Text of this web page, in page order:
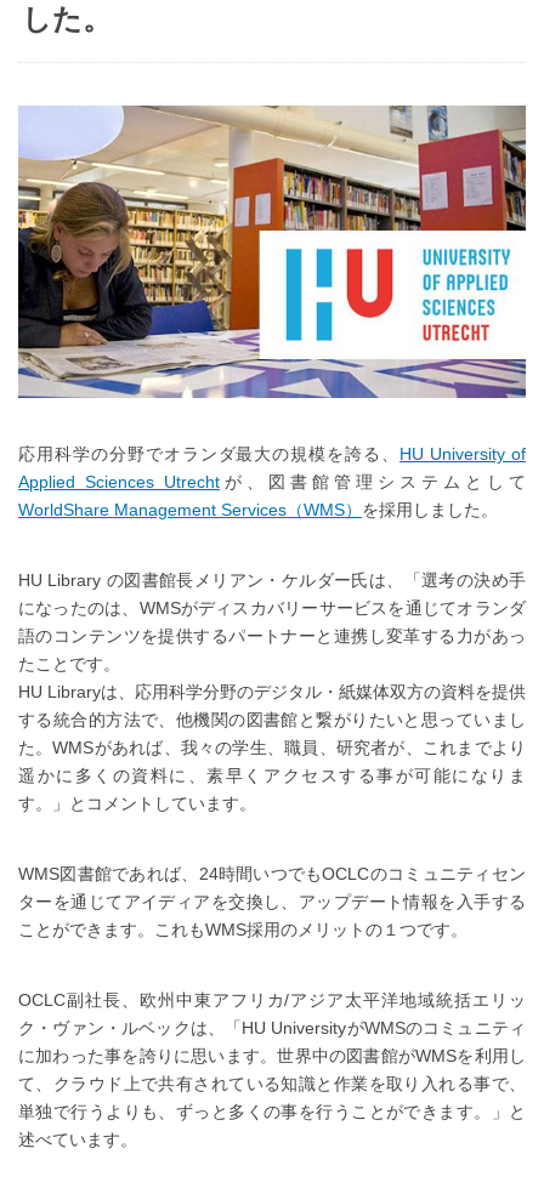
した。
応用科学の分野でオランダ最大の規模を誇る、 HU University of
Applied Sciences Utrecht が、図書館管理システムとして
WorldShare Management Services（WMS） を採用しました。
HU Library の図書館長メリアン・ケルダー氏は、「選考の決め手
になったのは、WMSがディスカバリーサービスを通じてオランダ
語のコンテンツを提供するパートナーと連携し変革する力があっ
たことです。
HU Libraryは、応用科学分野のデジタル・紙媒体双方の資料を提供
する統合的方法で、他機関の図書館と繋がりたいと思っていまし
た。WMSがあれば、我々の学生、職員、研究者が、これまでより
遥かに多くの資料に、素早くアクセスする事が可能になりま
す。」とコメントしています。
WMS図書館であれば、24時間いつでもOCLCのコミュニティセン
ターを通じてアイディアを交換し、アップデート情報を入手する
ことができます。これもWMS採用のメリットの１つです。
OCLC副社長、欧州中東アフリカ/アジア太平洋地域統括エリッ
ク・ヴァン・ルベックは、「HU UniversityがWMSのコミュニティ
に加わった事を誇りに思います。世界中の図書館がWMSを利用し
て、クラウド上で共有されている知識と作業を取り入れる事で、
単独で行うよりも、ずっと多くの事を行うことができます。」と
述べています。